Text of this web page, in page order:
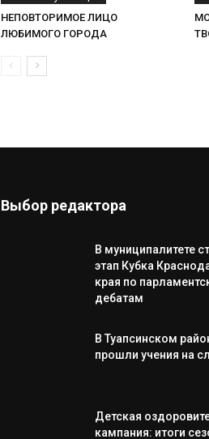
НЕПОВТОРИМОЕ ЛИЦО
ЛЮБИМОГО ГОРОДА
Выбор редактора
В муниципалитете
этап Кубка
края по
дебатам
В Туапсинском
прошли учения на
Детская
кампания: итоги